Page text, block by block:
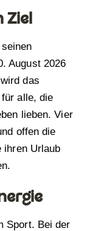
Ziel
August 2026
das
alle, die
lieben. Vier
offen die
ihren Urlaub
Sport. Bei der